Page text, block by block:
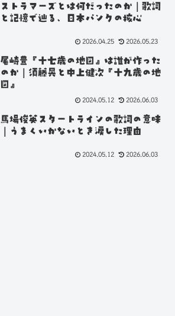
ストラマーズとは何だったのか｜歌詞
と記憶で辿る、日本パンクの核心
2026.04.25 2026.05.23
尾崎豊『十七歳の地図』は誰が作った
のか｜須藤晃と中上健次『十九歳の地
図』
2024.05.12 2026.06.03
馬場俊英スタートラインの歌詞の意味
｜うまくいかないとき涙した理由
2024.05.12 2026.06.03